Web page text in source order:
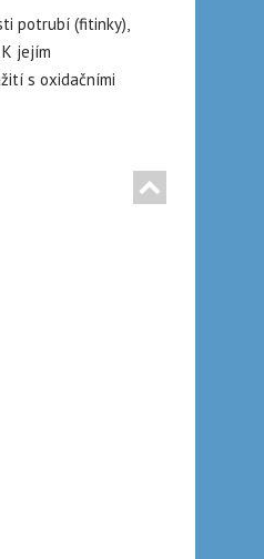
potrubí (fitinky),
jejím
s oxidačními